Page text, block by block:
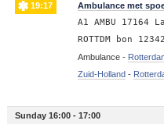
19:17 Ambulance met
A1 AMBU 17164
ROTTDM bon
Ambulance -
Zuid-Holland-
Sunday 16:00 - 17:00